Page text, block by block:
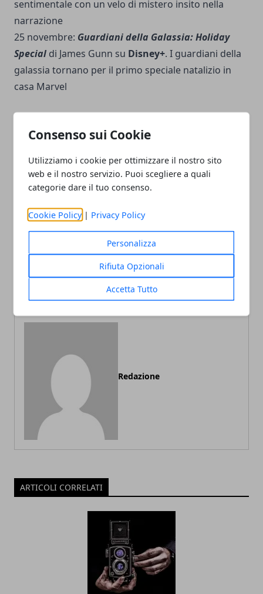
Consenso sui Cookie
Utilizziamo i cookie per ottimizzare il nostro sito
web e il nostro servizio. Puoi scegliere a quali
categorie dare il tuo consenso.
Cookie Policy | Privacy Policy
Personalizza
Rifiuta Opzionali
Accetta Tutto
sentimentale con un velo di mistero insito nella
narrazione
25 novembre: Guardiani della Galassia: Holiday
Special di James Gunn su Disney+. I guardiani della
galassia tornano per il primo speciale natalizio in
casa Marvel
FacebookTwitterWhatsapp
Articolo Precedente
Quentin Tarantino ancora
contro la Marvel: "I suoi
attori non sono delle star"
Articolo Successivo
Recensione − Bones And
All: il nuovo film di
Guadagnino con Timothée
Redazione
ARTICOLI CORRELATI